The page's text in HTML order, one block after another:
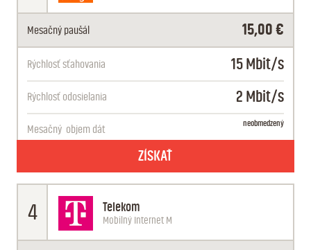
Rýchlosť sťahovania 15 Mbit/s
Rýchlosť odosielania 2 Mbit/s
Mesačný objem dát
neobmedzený
Mesačný paušál 15,00 €
ZÍSKAŤ
4 Telekom
Mobilný Internet M